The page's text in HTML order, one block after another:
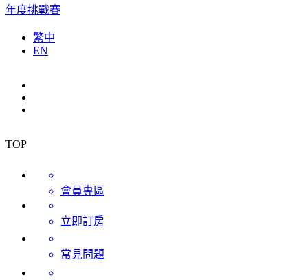
年度挑戰賽
繁中
EN
TOP
會員專區
立即訂房
常見問題